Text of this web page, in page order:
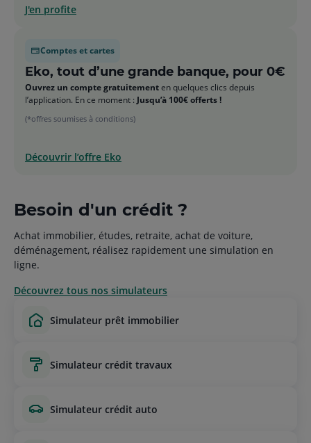
J'en profite
Comptes et cartes
Eko, tout d’une grande banque, pour 0€
Ouvrez un compte gratuitementen quelques clics depuis
l’application. En ce moment : Jusqu’à 100€ offerts !
(*offres soumises à conditions)
Découvrir l’offre Eko
Besoin d'un crédit ?
Achat immobilier, études, retraite, achat de voiture,
déménagement, réalisez rapidement une simulation en
ligne.
Découvrez tous nos simulateurs
simulateur prêt immobilier
simulateur crédit travaux
simulateur crédit auto